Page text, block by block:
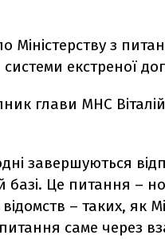
Міністерству з
екстреної
глави МНС
завершуються
Це питання –
– таких, як
саме через